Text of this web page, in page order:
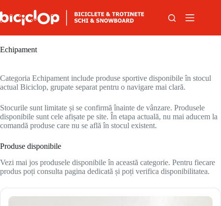
Echipament
Categoria Echipament include produse sportive disponibile în stocul
actual Biciclop, grupate separat pentru o navigare mai clară.
Stocurile sunt limitate și se confirmă înainte de vânzare. Produsele
disponibile sunt cele afișate pe site. În etapa actuală, nu mai aducem la
comandă produse care nu se află în stocul existent.
Produse disponibile
Vezi mai jos produsele disponibile în această categorie. Pentru fiecare
produs poți consulta pagina dedicată și poți verifica disponibilitatea.